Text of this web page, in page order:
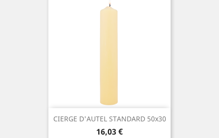
CIERGE D'AUTEL STANDARD 50x30
Prix
16,03 €